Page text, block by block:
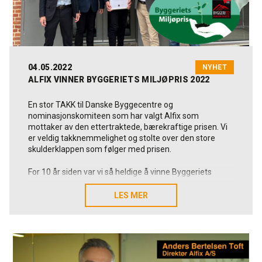
04.05.2022 NYHET
ALFIX VINNER BYGGERIETS MILJØPRIS 2022
En stor TAKK til Danske Byggecentre og
nominasjonskomiteen som har valgt Alfix som
mottaker av den ettertraktede, bærekraftige prisen. Vi
er veldig takknemmelighet og stolte over den store
skulderklappen som følger med prisen.
For 10 år siden var vi så heldige å vinne Byggeriets
Miljøpris for første gang. I 2012 ble prisen også tildelt
Alfix med bakgrunn i en dokumentert og aktiv miljø- og
arbeidsmiljøstrategi. Det er en virkelig glede å kunne ta
forbindelse med den store danske byggerimessen.
LES MER
LES MER